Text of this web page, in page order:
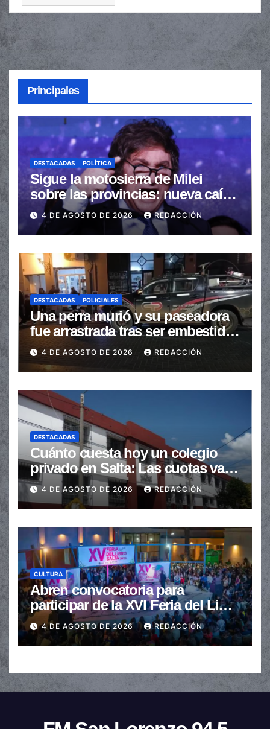
Principales
DESTACADAS POLÍTICA
Sigue la motosierra de Milei
sobre las provincias: nueva caída
de las transferencias no
automáticas
4 DE AGOSTO DE 2026 REDACCIÓN
DESTACADAS POLICIALES
Una perra murió y su paseadora
fue arrastrada tras ser embestidas
en la senda peatonal
4 DE AGOSTO DE 2026 REDACCIÓN
DESTACADAS
Cuánto cuesta hoy un colegio
privado en Salta: Las cuotas van
de $110.000 a más de $600.000
4 DE AGOSTO DE 2026 REDACCIÓN
CULTURA
Abren convocatoria para
participar de la XVI Feria del Libro
de Salta
4 DE AGOSTO DE 2026 REDACCIÓN